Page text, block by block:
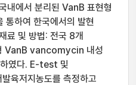
내에서 분리된 VanB 표현형
하여 한국에서의 발현
료 및 방법: 전국 8개
VanB vancomycin 내성
였다. E-test 및
육저지농도를 측정하고